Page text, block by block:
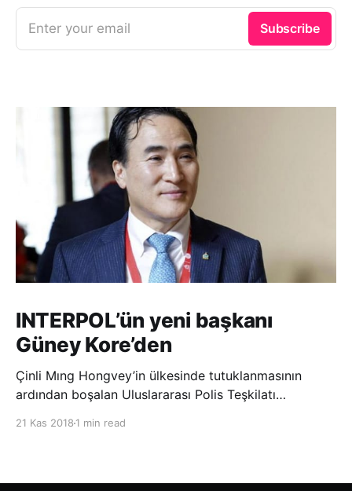
Enter your email Subscribe
INTERPOL’ün yeni başkanı
Güney Kore’den
Çinli Mıng Hongvey’in ülkesinde tutuklanmasının
ardından boşalan Uluslararası Polis Teşkilatı
21 Kas 2018 1 min read